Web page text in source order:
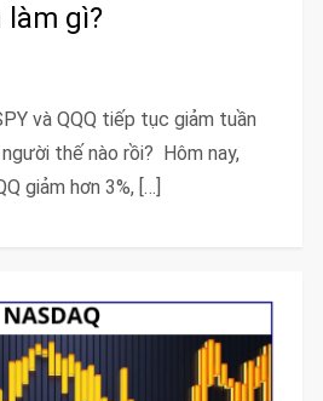
làm gì?
và QQQ tiếp tục giảm tuần
thế nào rồi? Hôm nay,
giảm hơn 3%, […]